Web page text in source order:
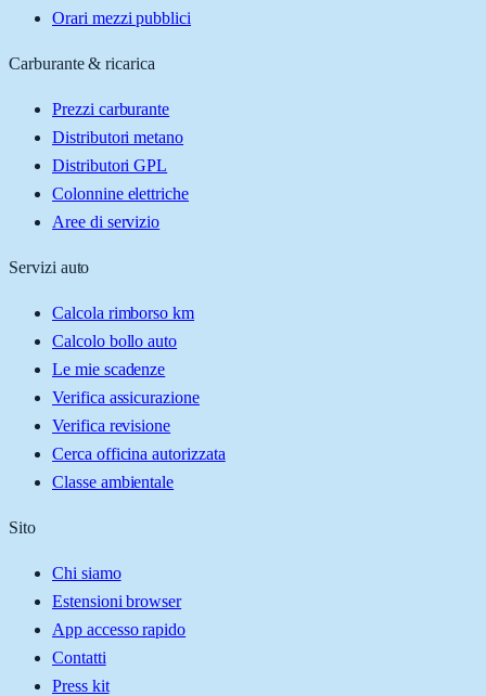
Orari mezzi pubblici
Carburante & ricarica
Prezzi carburante
Distributori metano
Distributori GPL
Colonnine elettriche
Aree di servizio
Servizi auto
Calcola rimborso km
Calcolo bollo auto
Le mie scadenze
Verifica assicurazione
Verifica revisione
Cerca officina autorizzata
Classe ambientale
Sito
Chi siamo
Estensioni browser
App accesso rapido
Contatti
Press kit